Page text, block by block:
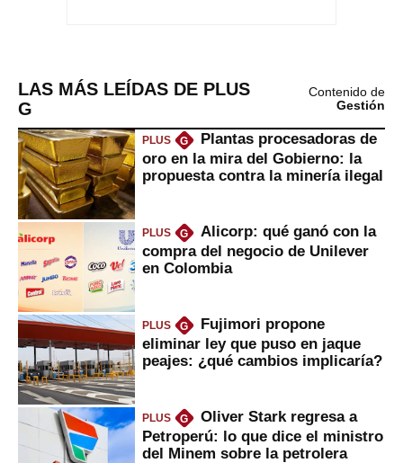
LAS MÁS LEÍDAS DE PLUS
G
Contenido de
Gestión
PLUS G
Plantas procesadoras de
oro en la mira del Gobierno: la
propuesta contra la minería ilegal
PLUS G
Alicorp: qué ganó con la
compra del negocio de Unilever
en Colombia
PLUS G
Fujimori propone
eliminar ley que puso en jaque
peajes: ¿qué cambios implicaría?
PLUS G
Oliver Stark regresa a
Petroperú: lo que dice el ministro
del Minem sobre la petrolera